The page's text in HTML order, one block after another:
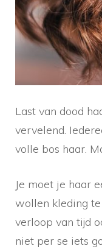
Last van dood
vervelend.
volle bos haar.
Je moet je haar
wollen kleding
verloop van tijd
niet per se iets